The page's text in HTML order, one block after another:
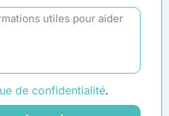
de confidentialité.